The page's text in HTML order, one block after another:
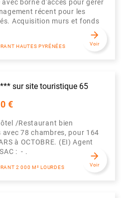
borne d'accès pour gérer
récent pour les
Acquisition murs et fonds
HAUTES PYRÉNÉES
arrow_forward
Voir
sur site touristique 65
€
/Restaurant bien
78 chambres, pour 164
à OCTOBRE. (EI) Agent
: - .
2 000 M² LOURDES
arrow_forward
Voir